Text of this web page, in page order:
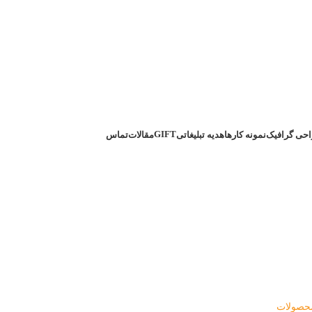
گرافیکنمونه کارهاهدیه تبلیغاتیGIFTمقالاتتماس